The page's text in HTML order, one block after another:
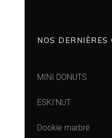
NOS DERNIÈRES
MINI DONUTS
ESKI’NUT
Dookie marbré